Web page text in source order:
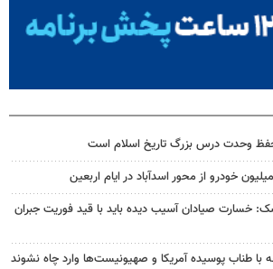
وحدت درس بزرگ تاریخ اسلام است
خسارت صیادان آسیب دیده باید با قید فوریت جبران
با طناب پوسیده آمریکا و صهیونیست‌ها وارد چاه نشوند